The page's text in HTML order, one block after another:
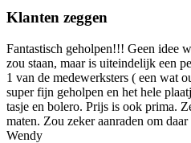
Klanten zeggen
Fantastisch geholpen!!! Geen idee
zou staan, maar is uiteindelijk een
1 van de medewerksters ( een wat
super fijn geholpen en het hele
tasje en bolero. Prijs is ook prima.
maten. Zou zeker aanraden om daar
Wendy